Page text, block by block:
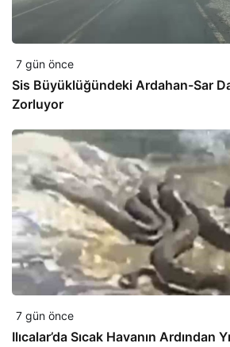
7 gün önce
Sis Büyüklüğündeki Ardahan-Sar
Zorluyor
7 gün önce
Ilıcalar’da Sıcak Havanın Ardından